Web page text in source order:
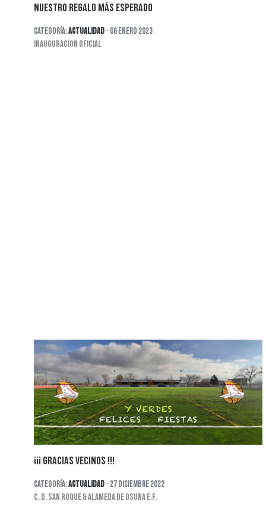
NUESTRO REGALO MÁS ESPERADO
Categoría:Actualidad 06 Enero 2023
INAUGURACION OFICIAL
¡¡¡ GRACIAS VECINOS !!!
Categoría:Actualidad 27 Diciembre 2022
C. D. SAN ROQUE & ALAMEDA DE OSUNA E.F.